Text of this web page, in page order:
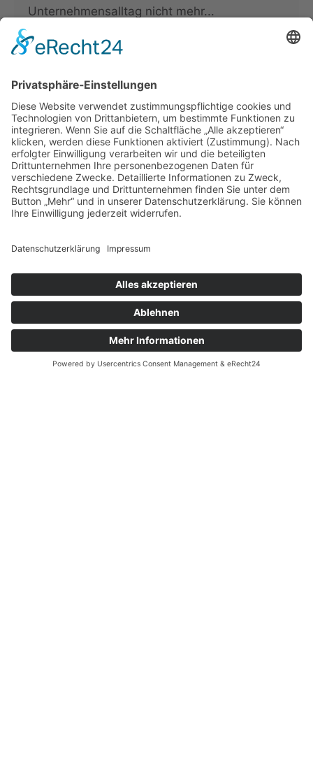
Unternehmensalltag nicht mehr...
Rechenzentrum Mecklenburg-Vorpommern
Posted by
Markus Stapf
24. Juni 2026 4 min read
Boldekow entwickelt sich zu einem der
spannendsten
Mecklenburg-Vorpommern
Die Digitalisierung verändert Unternehmen,
Verwaltungen und Organisationen schneller
denn je. Gleichzeitig steigen...
Rechenzentrum Mecklenburg-Vorpommern